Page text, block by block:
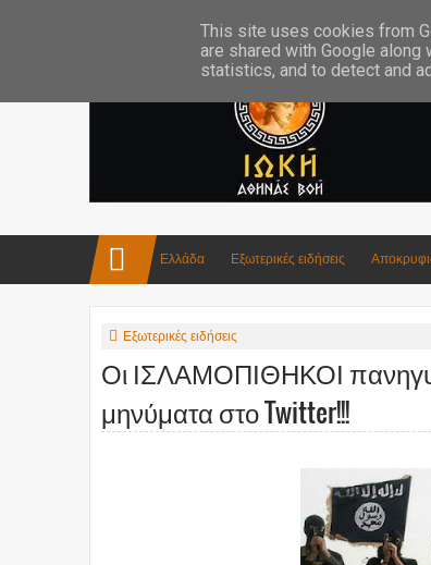
Ελλάδα Εξωτερικές ειδήσεις
Εξωτερικές ειδήσεις
Οι ΙΣΛΑΜΟΠΙΘΗΚΟΙ
μηνύματα στο Twitter!!!
This site uses cookies from
are shared with Google
statistics, and to detect and